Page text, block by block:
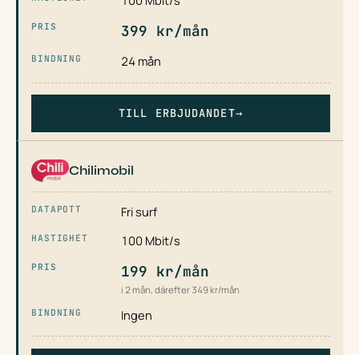
399 kr/mån
24 mån
TILL ERBJUDANDET→
Chilimobil
Fri surf
100 Mbit/s
199 kr/mån
i 2 mån, därefter 349 kr/mån
Ingen